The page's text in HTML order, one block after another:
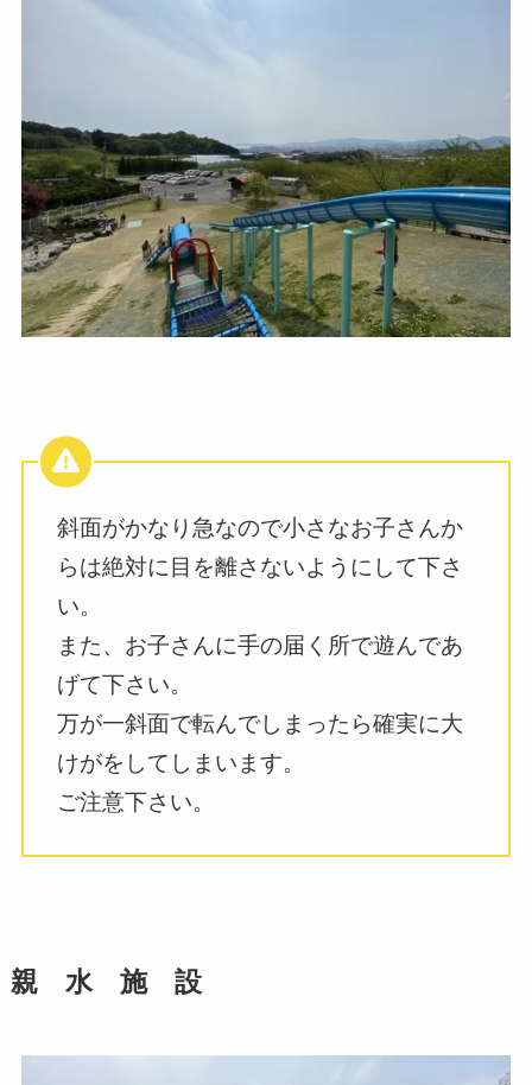
斜面がかなり急なので小さなお子さんか
らは絶対に目を離さないようにして下さ
い。
また、お子さんに手の届く所で遊んであ
げて下さい。
万が一斜面で転んでしまったら確実に大
けがをしてしまいます。
ご注意下さい。
親 水 施 設